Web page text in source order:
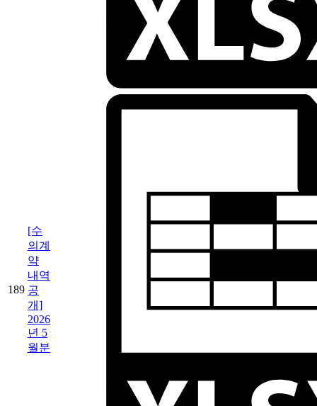
189
[수
의계
약
내역
공
개]
2026
년 5
월분